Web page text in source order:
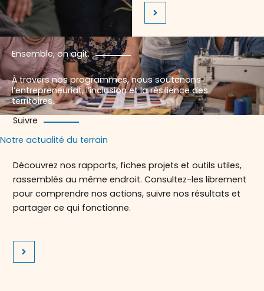
Ensemble, on agit.
À travers nos programmes, nous soutenons
l’entrepreneuriat, l’inclusion et la résilience des
territoires.
Suivre
Notre actualité du terrain
Découvrez nos rapports, fiches projets et outils utiles,
rassemblés au même endroit. Consultez-les librement
pour comprendre nos actions, suivre nos résultats et
partager ce qui fonctionne.